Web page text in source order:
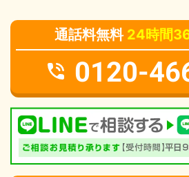
通話料無料 24時間
0120-